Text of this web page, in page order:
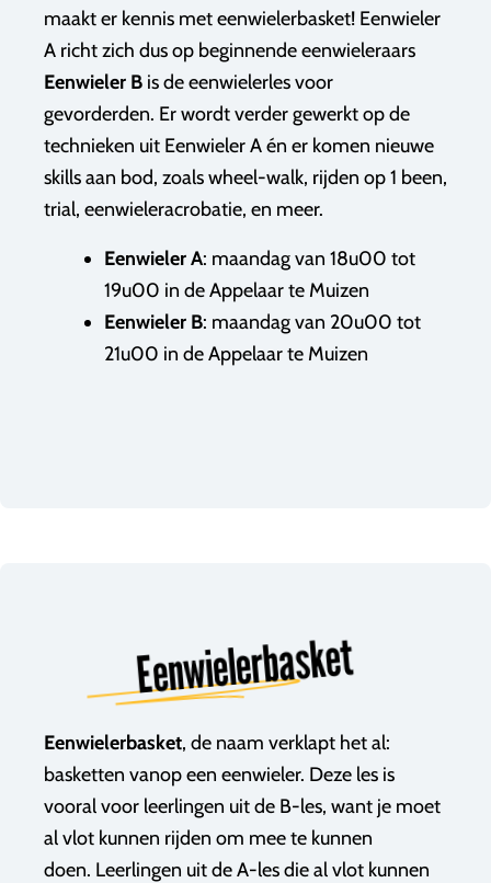
maakt er kennis met eenwielerbasket! Eenwieler
A richt zich dus op beginnende eenwieleraars
Eenwieler B is de eenwielerles voor
gevorderden. Er wordt verder gewerkt op de
technieken uit Eenwieler A én er komen nieuwe
skills aan bod, zoals wheel-walk, rijden op 1 been,
trial, eenwieleracrobatie, en meer.
Eenwieler A: maandag van 18u00 tot
19u00 in de Appelaar te Muizen
Eenwieler B: maandag van 20u00 tot
21u00 in de Appelaar te Muizen
Eenwielerbasket
Eenwielerbasket, de naam verklapt het al:
basketten vanop een eenwieler. Deze les is
vooral voor leerlingen uit de B-les, want je moet
al vlot kunnen rijden om mee te kunnen
doen. Leerlingen uit de A-les die al vlot kunnen